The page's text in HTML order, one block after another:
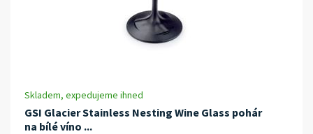
Skladem, expedujeme ihned
GSI Glacier Stainless Nesting Wine Glass pohár
na bílé víno ...